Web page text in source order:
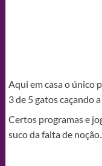
Aqui em casa o único
3 de 5 gatos caçando
Certos programas e
suco da falta de noção.